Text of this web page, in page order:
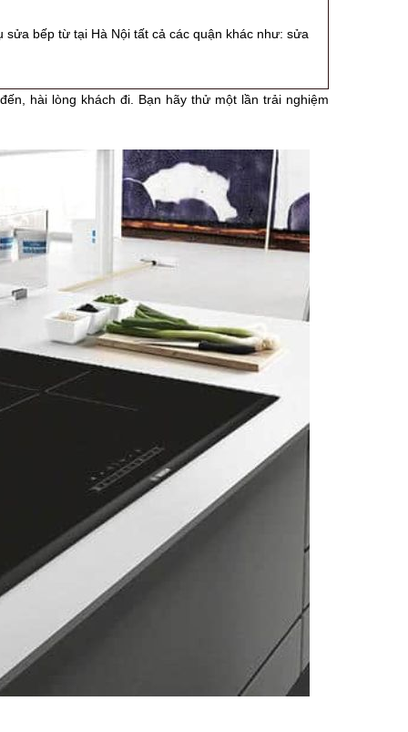
bếp từ tại Hà Nội tất cả các quận khác như: sửa
hài lòng khách đi. Bạn hãy thử một lần trải nghiệm